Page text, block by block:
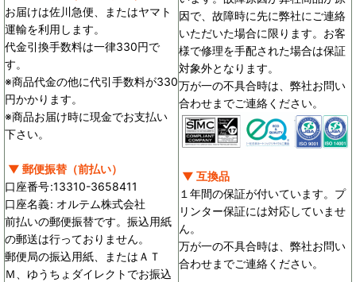
お届けは佐川急便、またはヤマト
運輸を利用します。
代金引換手数料は一律330円で
す。
※商品代金の他に代引手数料が330
円かかります。
※商品お届け時に現金でお支払い
下さい。
▼ 郵便振替（前払い）
口座番号:13310-3658411
口座名義: オルテム株式会社
前払いの郵便振替です。振込用紙
の郵送は行っておりません。
郵便局の振込用紙、またはＡＴ
Ｍ、ゆうちょダイレクトでお振込
因で、故障時に先に弊社にご連絡
いただいた場合に限ります。お客
様で修理を手配された場合は保証
対象外となります。
万が一の不具合時は、弊社お問い
合わせまでご連絡ください。
▼ 互換品
１年間の保証が付いています。プ
リンター保証には対応していませ
ん。
万が一の不具合時は、弊社お問い
合わせまでご連絡ください。